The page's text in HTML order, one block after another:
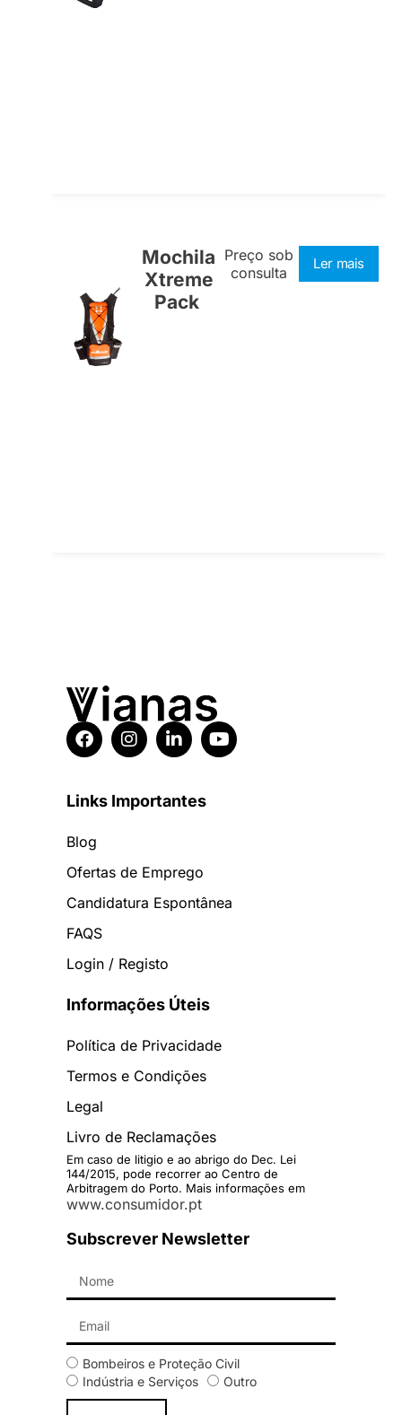
Mochila
Xtreme
Pack
Preço sob
consulta
Ler mais
Links Importantes
Blog
Ofertas de Emprego
Candidatura Espontânea
FAQS
Login / Registo
Informações Úteis
Política de Privacidade
Termos e Condições
Legal
Livro de Reclamações
Em caso de litigio e ao abrigo do Dec. Lei
144/2015, pode recorrer ao Centro de
Arbitragem do Porto. Mais informações em
www.consumidor.pt
Subscrever Newsletter
Bombeiros e Proteção Civil
Indústria e Serviços
Outro